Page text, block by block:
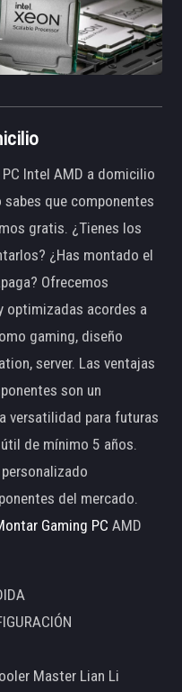
Intel AMD a domicilio
que componentes
gratis. ¿Tienes los
¿Has montado el
Ofrecemos
optimizadas acordes a
gaming, diseño
server. Las ventajas
son un
versatilidad para futuras
de mínimo 5 años.
del mercado.
Gaming PC AMD
Master Lian Li